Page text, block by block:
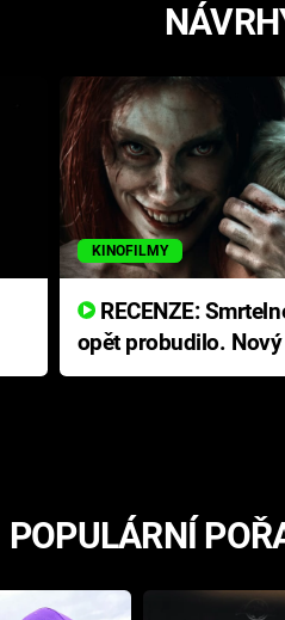
KINOFILMY
RECENZE: Smrtelné zlo se
opět probudilo. Nový
přichází s
POPULÁRNÍ